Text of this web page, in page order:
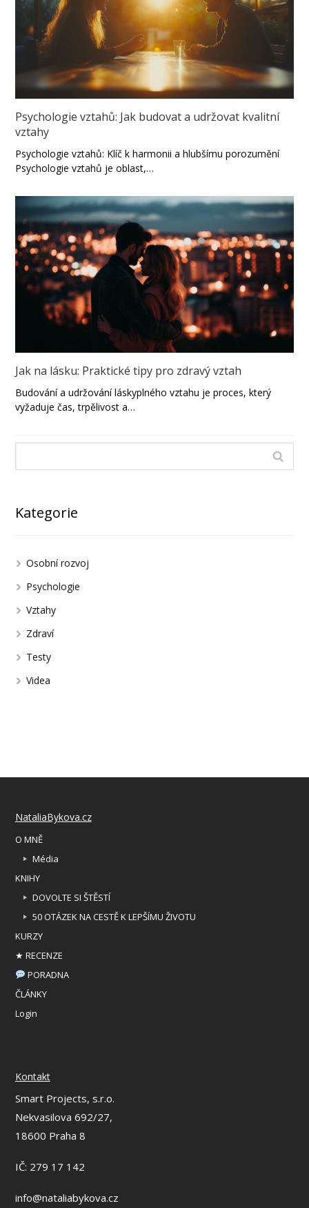
Psychologie vztahů: Jak budovat a udržovat kvalitní
vztahy
Psychologie vztahů: Klíč k harmonii a hlubšímu porozumění
Psychologie vztahů je oblast,…
Jak na lásku: Praktické tipy pro zdravý vztah
Budování a udržování láskyplného vztahu je proces, který
vyžaduje čas, trpělivost a…
Kategorie
Osobní rozvoj
Psychologie
Vztahy
Zdraví
Testy
Videa
NataliaBykova.cz
O MNĚ
Média
KNIHY
DOVOLTE SI ŠTĚSTÍ
50 OTÁZEK NA CESTĚ K LEPŠÍMU ŽIVOTU
KURZY
★ RECENZE
PORADNA
ČLÁNKY
Login
Kontakt
Smart Projects, s.r.o.
Nekvasilova 692/27,
18600 Praha 8
IČ: 279 17 142
info@nataliabykova.cz